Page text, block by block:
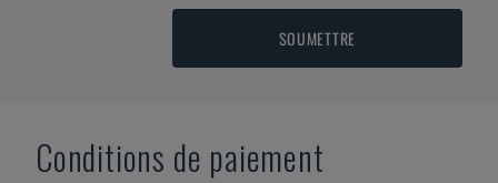
SOUMETTRE
Conditions de paiement